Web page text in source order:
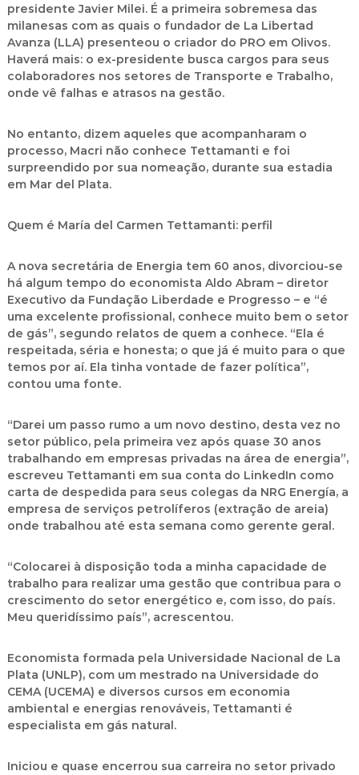
presidente Javier Milei. É a primeira sobremesa das
milanesas com as quais o fundador de La Libertad
Avanza (LLA) presenteou o criador do PRO em Olivos.
Haverá mais: o ex-presidente busca cargos para seus
colaboradores nos setores de Transporte e Trabalho,
onde vê falhas e atrasos na gestão.
No entanto, dizem aqueles que acompanharam o
processo, Macri não conhece Tettamanti e foi
surpreendido por sua nomeação, durante sua estadia
em Mar del Plata.
Quem é María del Carmen Tettamanti: perfil
A nova secretária de Energia tem 60 anos, divorciou-se
há algum tempo do economista Aldo Abram – diretor
Executivo da Fundação Liberdade e Progresso – e “é
uma excelente profissional, conhece muito bem o setor
de gás”, segundo relatos de quem a conhece. “Ela é
respeitada, séria e honesta; o que já é muito para o que
temos por aí. Ela tinha vontade de fazer política”,
contou uma fonte.
“Darei um passo rumo a um novo destino, desta vez no
setor público, pela primeira vez após quase 30 anos
trabalhando em empresas privadas na área de energia”,
escreveu Tettamanti em sua conta do LinkedIn como
carta de despedida para seus colegas da NRG Energía, a
empresa de serviços petrolíferos (extração de areia)
onde trabalhou até esta semana como gerente geral.
“Colocarei à disposição toda a minha capacidade de
trabalho para realizar uma gestão que contribua para o
crescimento do setor energético e, com isso, do país.
Meu queridíssimo país”, acrescentou.
Economista formada pela Universidade Nacional de La
Plata (UNLP), com um mestrado na Universidade do
CEMA (UCEMA) e diversos cursos em economia
ambiental e energias renováveis, Tettamanti é
especialista em gás natural.
Iniciou e quase encerrou sua carreira no setor privado